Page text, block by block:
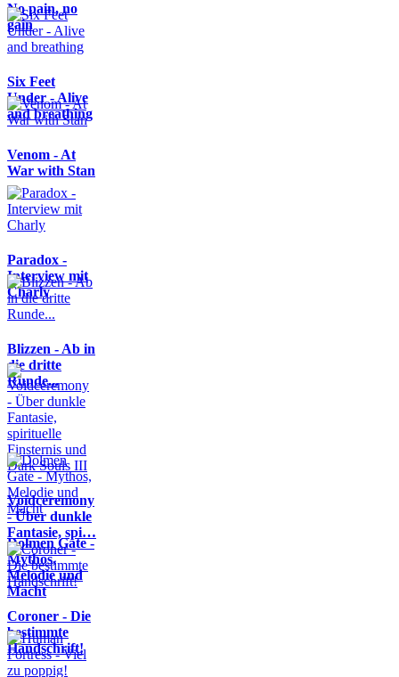
No pain, no
gain
Six Feet
Under - Alive
and breathing
Venom - At
War with Stan
Paradox -
Interview mit
Charly
Blizzen - Ab in
die dritte
Runde...
Voidceremony
- Über dunkle
Fantasie, spi…
Dolmen Gate -
Mythos,
Melodie und
Macht
Coroner - Die
bestimmte
Handschrift!